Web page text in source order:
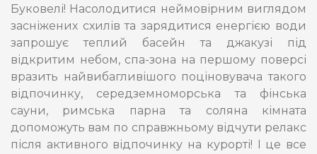
Буковелі! Насолодитися неймовірним виглядом
засніжених схилів та зарядитися енергією води
запрошує теплий басейн та джакузі під
відкритим небом, спа-зона на першому поверсі
вразить найвибагливішого поціновувача такого
відпочинку, середземноморська та фінська
сауни, римська парна та соляна кімната
допоможуть вам по справжньому відчути релакс
після активного відпочинку на курорті! І це все